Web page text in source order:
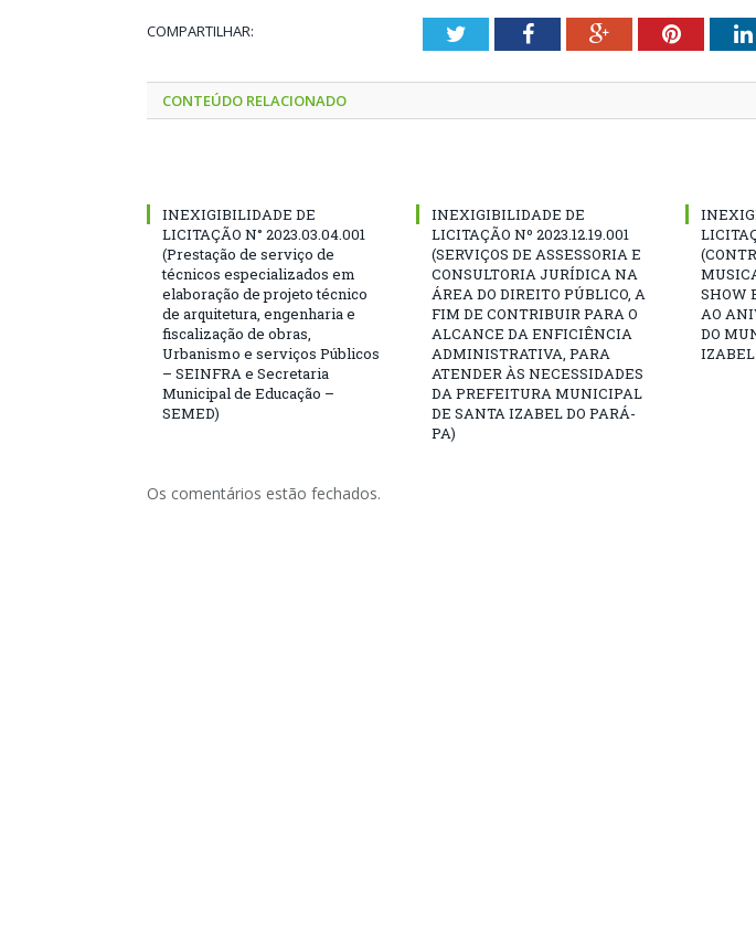
COMPARTILHAR: TwitterFacebookGoogle+Pinterest
CONTEÚDO RELACIONADO
INEXIGIBILIDADE DE
LICITAÇÃO N° 2023.03.04.001
(Prestação de serviço de
técnicos especializados em
elaboração de projeto técnico
de arquitetura, engenharia e
fiscalização de obras,
Urbanismo e serviços Públicos
– SEINFRA e Secretaria
Municipal de Educação –
SEMED)
INEXIGIBILIDADE DE
LICITAÇÃO Nº 2023.12.19.001
(SERVIÇOS DE ASSESSORIA E
CONSULTORIA JURÍDICA NA
ÁREA DO DIREITO PÚBLICO, A
FIM DE CONTRIBUIR PARA O
ALCANCE DA ENFICIÊNCIA
ADMINISTRATIVA, PARA
ATENDER ÀS NECESSIDADES
DA PREFEITURA MUNICIPAL
DE SANTA IZABEL DO PARÁ-
PA)
SHOW
AO
DO
IZABEL
Os comentários estão fechados.